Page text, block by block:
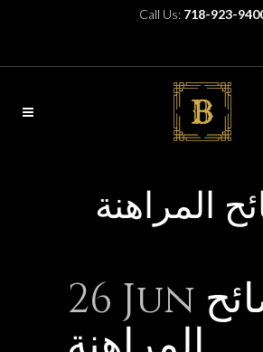
Call Us: 718-923-
المراهنة
26 Jun